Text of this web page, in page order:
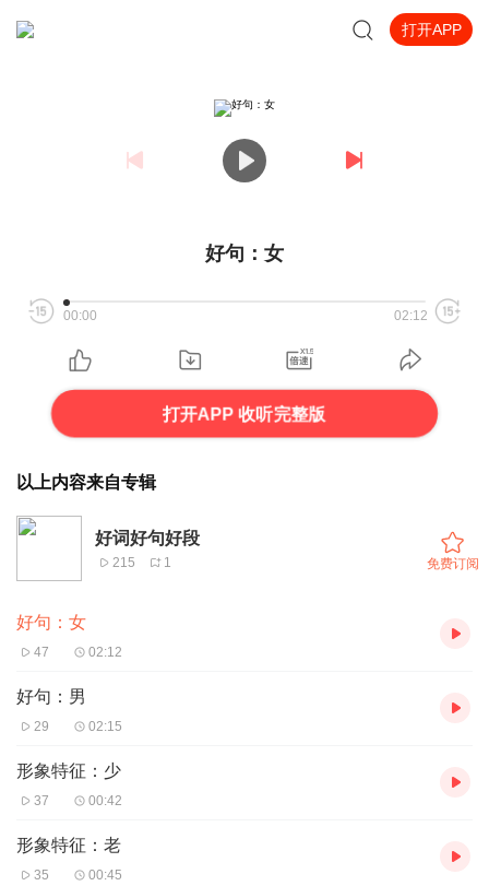
打开APP
好句：女
00:00 02:12
打开APP 收听完整版
以上内容来自专辑
好词好句好段
215 1 免费订阅
好句：女
47 02:12
好句：男
29 02:15
形象特征：少
37 00:42
形象特征：老
35 00:45